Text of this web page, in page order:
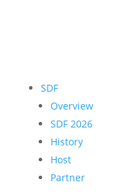
SDF
Overview
SDF 2026
History
Host
Partner